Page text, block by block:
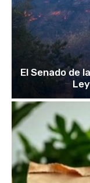
El Senado de